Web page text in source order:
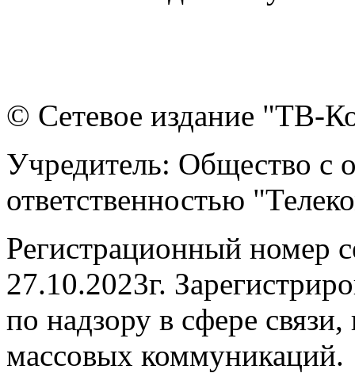
© Сетевое издание "ТВ-
Учредитель: Общество с
ответственностью
Регистрационный
27.10.2023г.
по надзору в сфере
массовых коммуникаций.